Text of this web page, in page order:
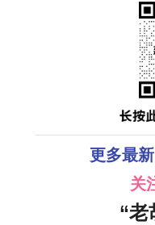
更多最
关
“老